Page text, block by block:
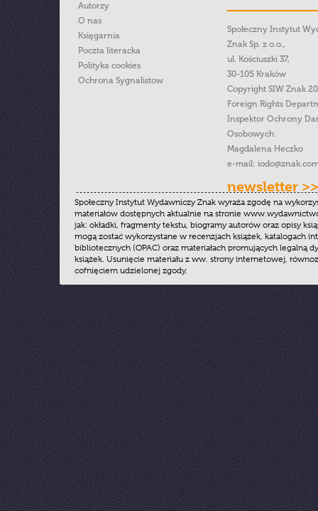
Autorzy
O nas
Księgarnia
Poczta literacka
Polityka cookies
Ochrona Sygnalistow
Społeczny Instytut
Znak Sp. z o.o.,
ul. Kościuszki 37,
30-105 Kraków
Copyright SIW Znak
Foreign Rights
Inspektor Ochrony
Osobowych
Magdalena Heczko
e-mail:
newsletter >>
Społeczny Instytut Wydawniczy Znak wyraża zgodę na
materiałów dostępnych aktualnie na stronie
jak: okładki, fragmenty tekstu, biogramy autorów oraz opisy
mogą zostać wykorzystane w recenzjach książek, katalogach
bibliotecznych (OPAC) oraz materiałach promujących legalną
książek. Usunięcie materiału z ww. strony internetowej,
cofnięciem udzielonej zgody.